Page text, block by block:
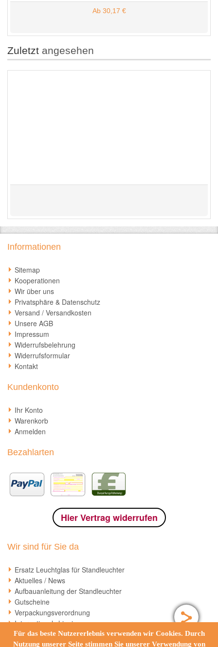
Für das beste Nutzererlebnis verwenden wir Cookies. Durch
Nutzung unserer Seite stimmen Sie unserer Verwendung von
Ab 30,17 €
Zuletzt angesehen
Informationen
Sitemap
Kooperationen
Wir über uns
Privatsphäre & Datenschutz
Versand / Versandkosten
Unsere AGB
Impressum
Widerrufsbelehrung
Widerrufsformular
Kontakt
Kundenkonto
Ihr Konto
Warenkorb
Anmelden
Bezahlarten
Hier Vertrag widerrufen
Wir sind für Sie da
Ersatz Leuchtglas für Standleuchter
Aktuelles / News
Aufbauanleitung der Standleuchter
Gutscheine
Verpackungsverordnung
International shipping